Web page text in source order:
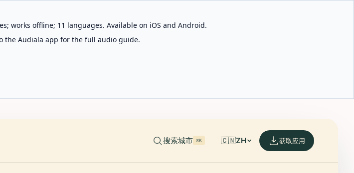
works offline; 11 languages. Available on iOS and Android.
the Audiala app for the full audio guide.
搜索城市 ⌘K 🇨🇳ZH 获取应用